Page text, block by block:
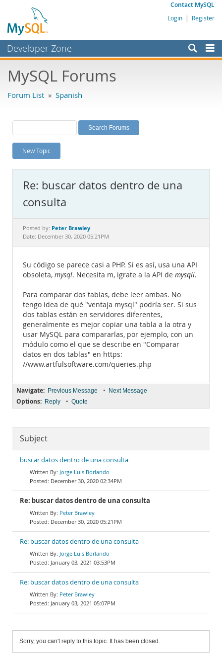
Contact MySQL
Login | Register
Developer Zone
Bugs
Labs
Planet MySQL
News and Events
MySQL.com
Downloads
Documentation
MySQL Forums
Forum List » Spanish
New Topic
Re: buscar datos dentro de una
consulta
Posted by: Peter Brawley
Date: December 30, 2020 05:21PM
Su código se parece casi a PHP. Si es así, usa una API
obsoleta, mysql. Necesita m, igrate a la API de mysqli.
Para comparar dos tablas, debe leer ambas. No
tengo idea de qué "ventaja mysql" podría ser. Si sus
dos tablas están en servidores diferentes,
generalmente es mejor copiar una tabla a la otra y
usar MySQL para compararlas, por ejemplo, con un
módulo como el que se describe en "Comparar
datos en dos tablas" en https:
//www.artfulsoftware.com/queries.php
Navigate: Previous Message • Next Message
Options: Reply • Quote
Subject
buscar datos dentro de una consulta
Jorge Luis Borlando
December 30, 2020 02:34PM
Re: buscar datos dentro de una consulta
Peter Brawley
December 30, 2020 05:21PM
Re: buscar datos dentro de una consulta
Jorge Luis Borlando
January 03, 2021 03:53PM
Re: buscar datos dentro de una consulta
Peter Brawley
January 03, 2021 05:07PM
Sorry, you can't reply to this topic. It has been closed.